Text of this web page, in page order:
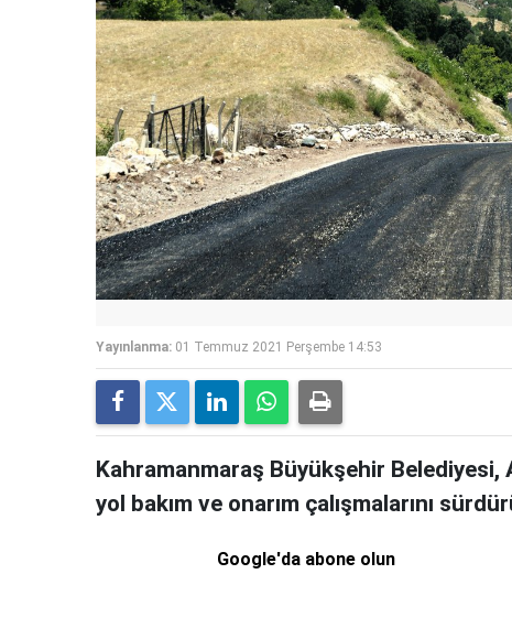
Yayınlanma: 01 Temmuz 2021 Perşembe 14:53
Kahramanmaraş Büyükşehir Belediyesi,
yol bakım ve onarım çalışmalarını
Google'da abone olun